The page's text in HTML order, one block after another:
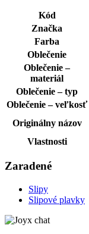
Kód
Značka
Farba
Oblečenie
Oblečenie –
materiál
Oblečenie – typ
Oblečenie – veľkosť
Originálny názov
Vlastnosti
Zaradené
Slipy
Slipové plavky